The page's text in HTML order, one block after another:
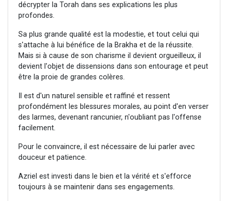
décrypter la Torah dans ses explications les plus
profondes.
Sa plus grande qualité est la modestie, et tout celui qui
s'attache à lui bénéfice de la Brakha et de la réussite.
Mais si à cause de son charisme il devient orgueilleux, il
devient l'objet de dissensions dans son entourage et peut
être la proie de grandes colères.
Il est d'un naturel sensible et raffiné et ressent
profondément les blessures morales, au point d'en verser
des larmes, devenant rancunier, n'oubliant pas l'offense
facilement.
Pour le convaincre, il est nécessaire de lui parler avec
douceur et patience.
Azriel est investi dans le bien et la vérité et s'efforce
toujours à se maintenir dans ses engagements.